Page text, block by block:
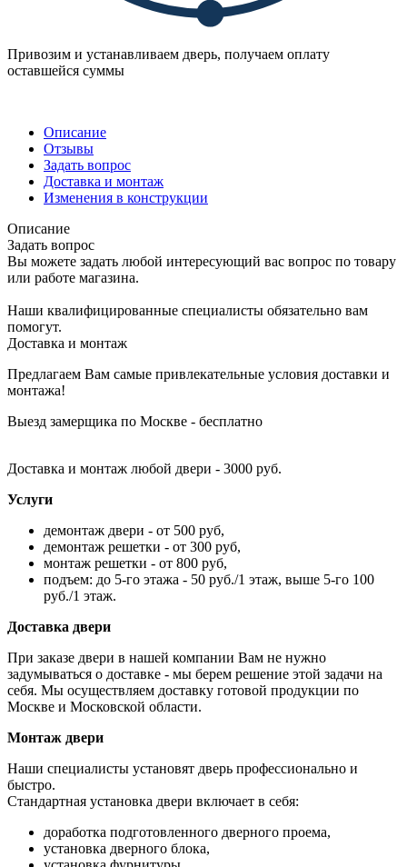
Привозим и устанавливаем дверь, получаем оплату
оставшейся суммы
Описание
Отзывы
Задать вопрос
Доставка и монтаж
Изменения в конструкции
Описание
Задать вопрос
Вы можете задать любой интересующий вас вопрос по товару
или работе магазина.
Наши квалифицированные специалисты обязательно вам
помогут.
Доставка и монтаж
Предлагаем Вам самые привлекательные условия доставки и
монтажа!
Выезд замерщика по Москве - бесплатно
Доставка и монтаж любой двери - 3000 руб.
Услуги
демонтаж двери - от 500 руб,
демонтаж решетки - от 300 руб,
монтаж решетки - от 800 руб,
подъем: до 5-го этажа - 50 руб./1 этаж, выше 5-го 100
руб./1 этаж.
Доставка двери
При заказе двери в нашей компании Вам не нужно
задумываться о доставке - мы берем решение этой задачи на
себя. Мы осуществляем доставку готовой продукции по
Москве и Московской области.
Монтаж двери
Наши специалисты установят дверь профессионально и
быстро.
Стандартная установка двери включает в себя:
доработка подготовленного дверного проема,
установка дверного блока,